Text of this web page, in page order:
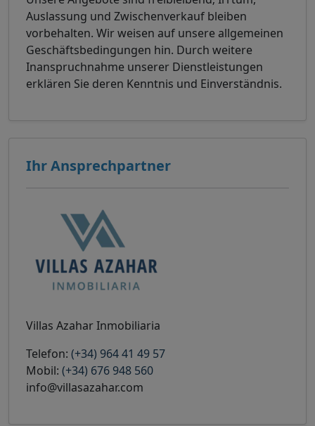
Auslassung und Zwischenverkauf bleiben
vorbehalten. Wir weisen auf unsere allgemeinen
Geschäftsbedingungen hin. Durch weitere
Inanspruchnahme unserer Dienstleistungen
erklären Sie deren Kenntnis und Einverständnis.
Ihr Ansprechpartner
Villas Azahar Inmobiliaria
Telefon: (+34) 964 41 49 57
Mobil: (+34) 676 948 560
info@villasazahar.com